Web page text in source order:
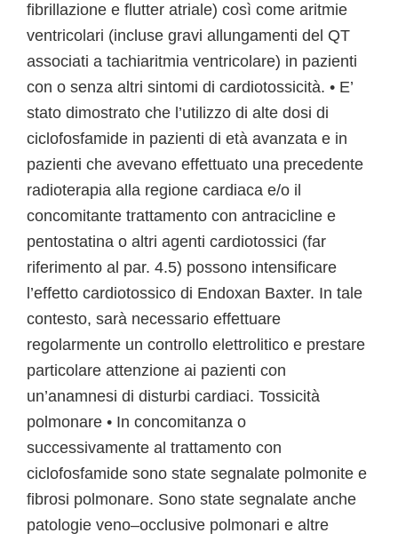
fibrillazione e flutter atriale) così come aritmie
ventricolari (incluse gravi allungamenti del QT
associati a tachiaritmia ventricolare) in pazienti
con o senza altri sintomi di cardiotossicità. • E’
stato dimostrato che l’utilizzo di alte dosi di
ciclofosfamide in pazienti di età avanzata e in
pazienti che avevano effettuato una precedente
radioterapia alla regione cardiaca e/o il
concomitante trattamento con antracicline e
pentostatina o altri agenti cardiotossici (far
riferimento al par. 4.5) possono intensificare
l’effetto cardiotossico di Endoxan Baxter. In tale
contesto, sarà necessario effettuare
regolarmente un controllo elettrolitico e prestare
particolare attenzione ai pazienti con
un’anamnesi di disturbi cardiaci. Tossicità
polmonare • In concomitanza o
successivamente al trattamento con
ciclofosfamide sono state segnalate polmonite e
fibrosi polmonare. Sono state segnalate anche
patologie veno–occlusive polmonari e altre